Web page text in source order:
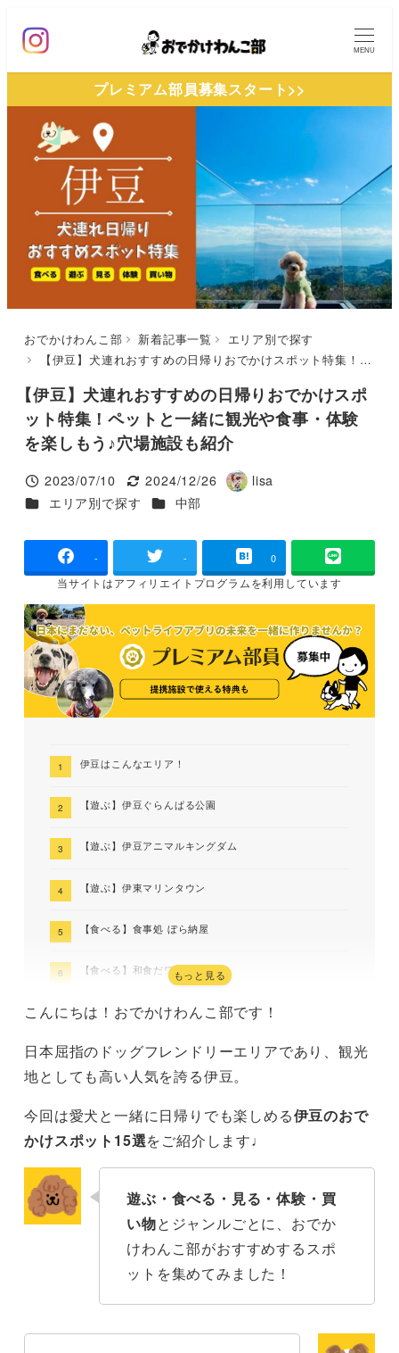
ン
MENU
プレミアム部員募集スタート>>
おでかけわんこ部 新着記事一覧
エリア別で探す
【伊豆】犬連れおすすめの日帰りおでかけスポット特集！ペットと一緒に観光や食事・体験を楽しもう♪穴場施設も紹介
【伊豆】犬連れおすすめの日帰りおでかけスポ
ット特集！ペットと一緒に観光や食事・体験
を楽しもう♪穴場施設も紹介
投稿日
2023/07/10
更新日
2024/12/26
著
lisa
カテゴリー
エリア別で探す カテゴリー
中部
- - 0
当サイトはアフィリエイトプログラムを利用しています
伊豆はこんなエリア！
【遊ぶ】伊豆ぐらんぱる公園
【遊ぶ】伊豆アニマルキングダム
【遊ぶ】伊東マリンタウン
【食べる】食事処 ぼら納屋
【食べる】和食だワン
【食べる】餃子こうげん倶楽部
【食べる】福茶’s curry
【見る】門脇吊橋
【体験】城ヶ崎 オレンジ村 みかん狩り
【体験】手描きTシャツ工房チロル
【体験】伊豆高原体験村
もっと見る
こんにちは！おでかけわんこ部です！
日本屈指のドッグフレンドリーエリアであり、観光
地としても高い人気を誇る伊豆。
今回は愛犬と一緒に日帰りでも楽しめる伊豆のおで
かけスポット15選をご紹介します♩
遊ぶ・食べる・見る・体験・買
い物とジャンルごとに、おでか
けわんこ部がおすすめするスポ
ットを集めてみました！